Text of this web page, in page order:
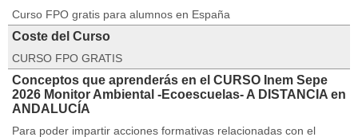
Curso FPO gratis para alumnos en España
Coste del Curso
CURSO FPO GRATIS
Conceptos que aprenderás en el CURSO Inem Sepe
2026 Monitor Ambiental -Ecoescuelas- A DISTANCIA en
ANDALUCÍA
Para poder impartir acciones formativas relacionadas con el